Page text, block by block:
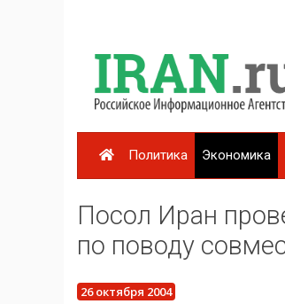
Политика Экономика
Посол Иран
по поводу
26 октября 2004